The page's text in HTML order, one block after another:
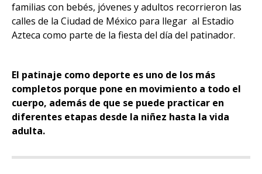
familias con bebés, jóvenes y adultos recorrieron las
calles de la Ciudad de México para llegar al Estadio
Azteca como parte de la fiesta del día del patinador.
El patinaje como deporte es uno de los más
completos porque pone en movimiento a todo el
cuerpo, además de que se puede practicar en
diferentes etapas desde la niñez hasta la vida
adulta.